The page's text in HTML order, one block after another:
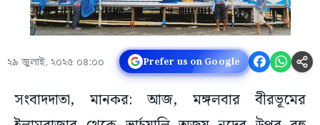
২৯ জুলাই, ২০২৫ ০৪:০০ Prefer us on Google
সংবাদদাতা, মানকর: আজ, মঙ্গলবার বীরভূমের